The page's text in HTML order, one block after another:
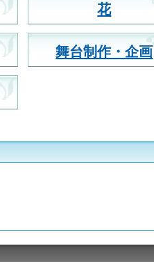
花
舞台制作・企画